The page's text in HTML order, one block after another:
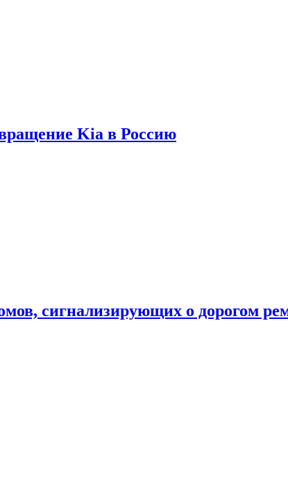
Kia в Россию
сигнализирующих о дорогом